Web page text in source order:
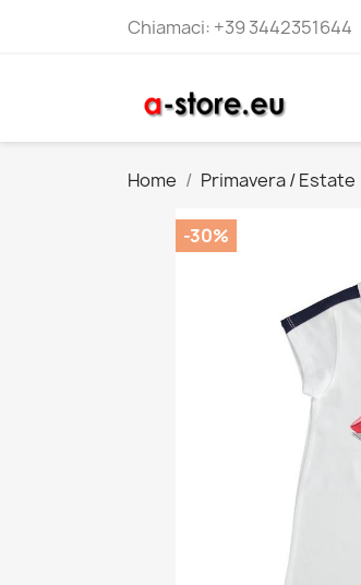
Chiamaci: +39 3442351644
Home Primavera / Estate
-30%